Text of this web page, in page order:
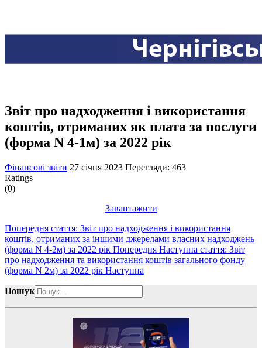
Звіт про надходження і використання
коштів, отриманих як плата за послуги
(форма N 4-1м) за 2022 рік
Фінансові звіти 27 січня 2023 Перегляди: 463
Ratings
(0)
Завантажити
Попередня стаття: Звіт про надходження і використання
коштів, отриманих за іншими джерелами власних надходжень
(форма N 4-2м) за 2022 рік Попередня Наступна стаття: Звіт
про надходження та використання коштів загального фонду
(форма N 2м) за 2022 рік Наступна
Пошук